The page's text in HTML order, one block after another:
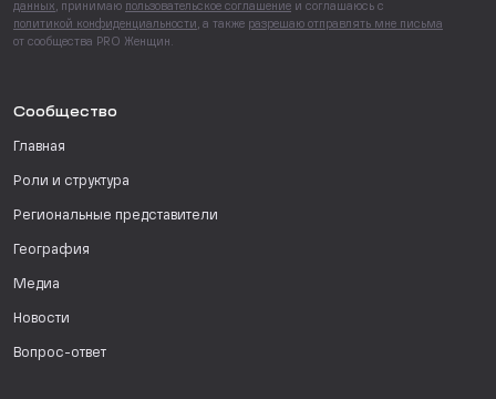
данных , принимаю пользовательское соглашение и соглашаюсь с
политикой конфиденциальности , а также разрешаю отправлять мне письма
от сообщества PRO Женщин.
Сообщество
Главная
Роли и структура
Региональные представители
География
Медиа
Новости
Вопрос-ответ